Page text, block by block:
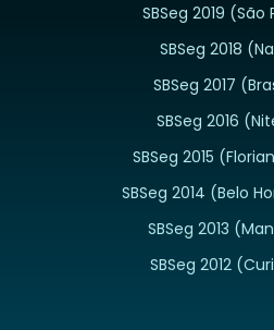
SBSeg 2019 (São
SBSeg 2018
SBSeg 2017
SBSeg 2016
SBSeg 2015
SBSeg 2014 (Belo
SBSeg 2013
SBSeg 2012